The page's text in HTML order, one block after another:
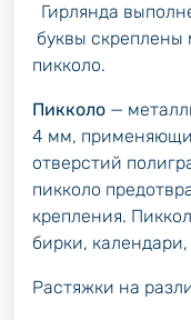
Гирлянда
буквы
пикколо.
Пикколо —
4 мм,
отверстий
пикколо
крепления.
бирки,
Растяжки на